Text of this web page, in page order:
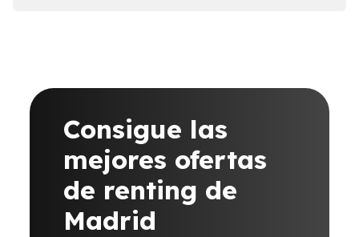
Consigue las
mejores ofertas
de renting de
Madrid